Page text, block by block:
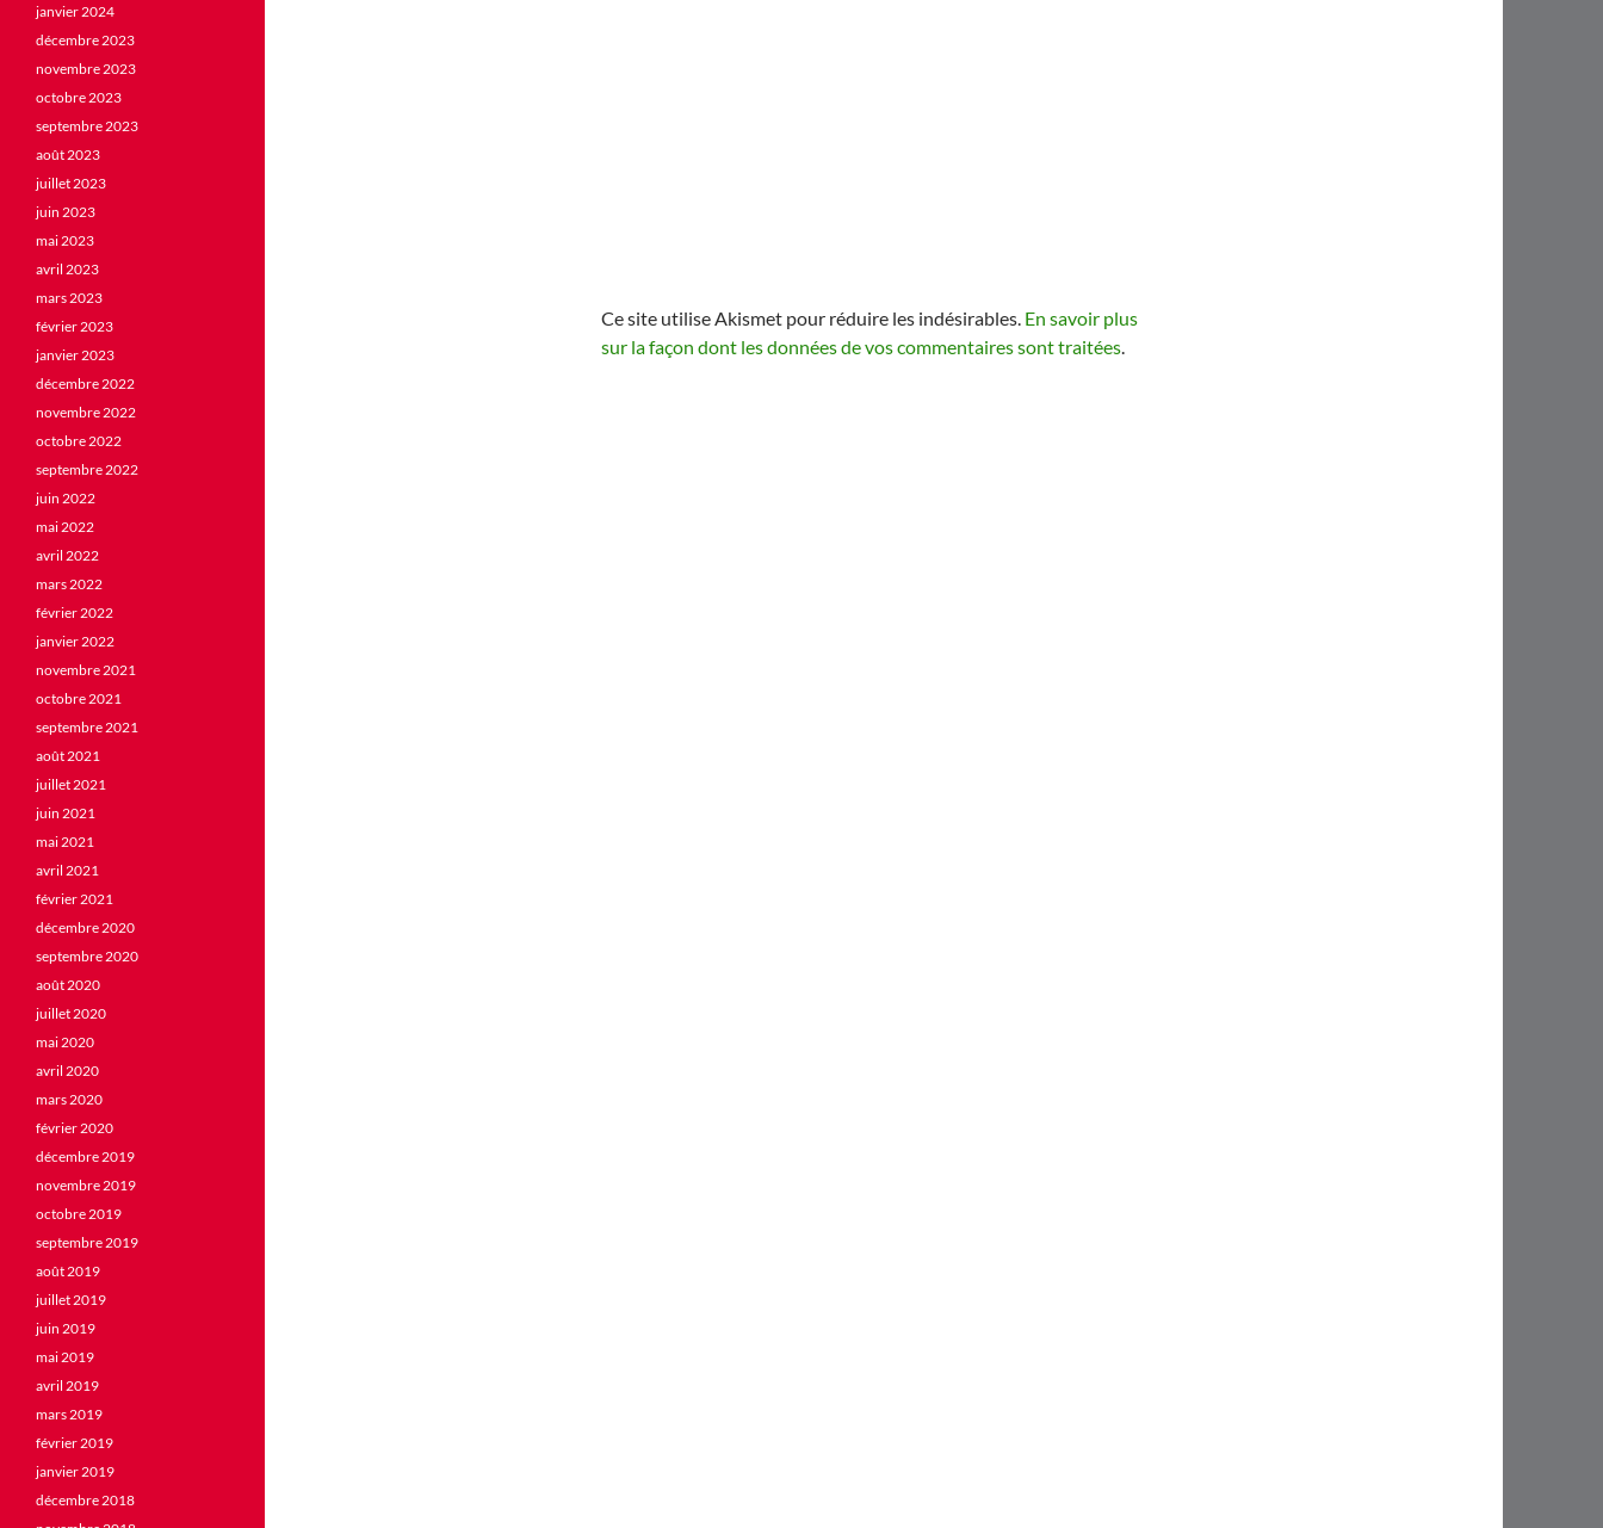
Ce site utilise Akismet pour réduire les indésirables. En savoir plus
sur la façon dont les données de vos commentaires sont traitées.
janvier 2024
décembre 2023
novembre 2023
octobre 2023
septembre 2023
août 2023
juillet 2023
juin 2023
mai 2023
avril 2023
mars 2023
février 2023
janvier 2023
décembre 2022
novembre 2022
octobre 2022
septembre 2022
juin 2022
mai 2022
avril 2022
mars 2022
février 2022
janvier 2022
novembre 2021
octobre 2021
septembre 2021
août 2021
juillet 2021
juin 2021
mai 2021
avril 2021
février 2021
décembre 2020
septembre 2020
août 2020
juillet 2020
mai 2020
avril 2020
mars 2020
février 2020
décembre 2019
novembre 2019
octobre 2019
septembre 2019
août 2019
juillet 2019
juin 2019
mai 2019
avril 2019
mars 2019
février 2019
janvier 2019
décembre 2018